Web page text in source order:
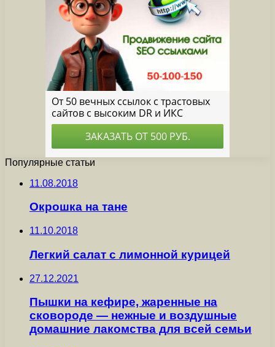
Популярные статьи
11.08.2018
Окрошка на тане
11.10.2018
Легкий салат с лимонной курицей
27.12.2021
Пышки на кефире, жаренные на
сковороде — нежные и воздушные
домашние лакомства для всей семьи